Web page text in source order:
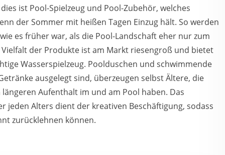
ist Pool-Spielzeug und Pool-Zubehör, welches
der Sommer mit heißen Tagen Einzug hält. So werden
es früher war, als die Pool-Landschaft eher nur zum
der Produkte ist am Markt riesengroß und bietet
Wasserspielzeug. Poolduschen und schwimmende
ausgelegt sind, überzeugen selbst Ältere, die
Aufenthalt im und am Pool haben. Das
jeden Alters dient der kreativen Beschäftigung, sodass
zurücklehnen können.